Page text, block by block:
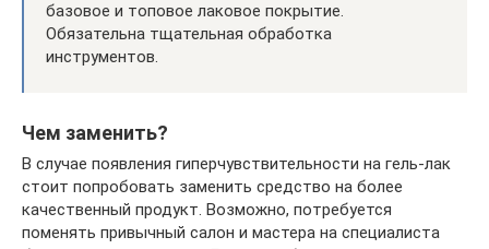
базовое и топовое лаковое покрытие.
Обязательна тщательная обработка
инструментов.
Чем заменить?
В случае появления гиперчувствительности на гель-лак
стоит попробовать заменить средство на более
качественный продукт. Возможно, потребуется
поменять привычный салон и мастера на специалиста